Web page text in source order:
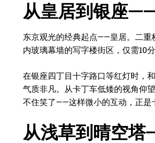
从皇居到银座
东京观光的经典起点——皇居。二重
内玻璃幕墙的写字楼街区，仅需10
在银座四丁目十字路口等红灯时，
气质非凡。从卡丁车低矮的视角仰
不住笑了——这样微小的互动，正是
从浅草到晴空